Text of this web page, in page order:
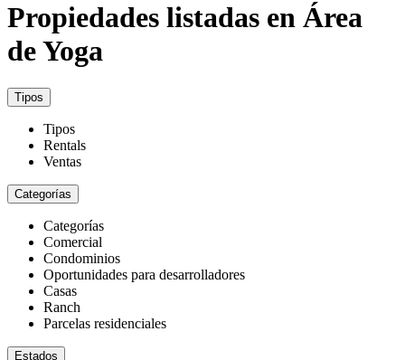
Propiedades listadas en Área
de Yoga
Tipos
Tipos
Rentals
Ventas
Categorías
Categorías
Comercial
Condominios
Oportunidades para desarrolladores
Casas
Ranch
Parcelas residenciales
Estados